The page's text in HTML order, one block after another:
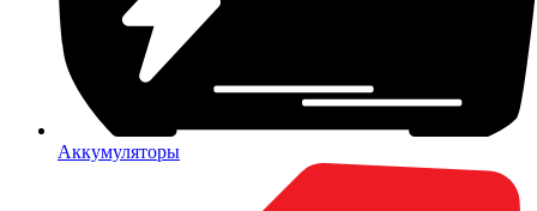
Аккумуляторы